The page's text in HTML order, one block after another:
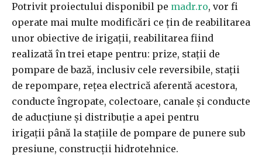
Potrivit proiectului disponibil pe madr.ro, vor fi
operate mai multe modificări ce țin de reabilitarea
unor obiective de irigații, reabilitarea fiind
realizată în trei etape pentru: prize, staţii de
pompare de bază, inclusiv cele reversibile, staţii
de repompare, reţea electrică aferentă acestora,
conducte îngropate, colectoare, canale și conducte
de aducţiune și distribuţie a apei pentru
irigaţii până la staţiile de pompare de punere sub
presiune, construcţii hidrotehnice.